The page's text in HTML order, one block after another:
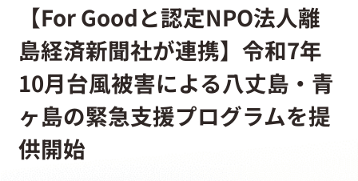
グループの仕組み
ソーシャルビジネス
フェロー紹介
【For Goodと認定NPO法人離
島経済新聞社が連携】令和7年
10月台風被害による八丈島・青
ヶ島の緊急支援プログラムを提
供開始